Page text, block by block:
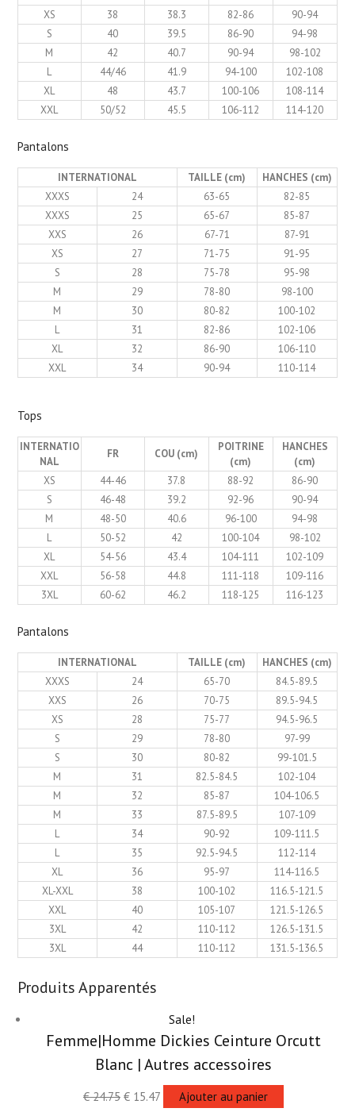
XS
38 38.3 82-86
90-94
S
40 39.5 86-90
94-98
M
42 40.7 90-94
98-102
L
44/46 41.9 94-100
102-108
XL
48 43.7 100-106
108-114
XXL
50/52 45.5 106-112 114-120
Pantalons
INTERNATIONAL TAILLE (cm)
HANCHES (cm)
XXXS
24 63-65
82-85
XXXS
25 65-67
85-87
XXS
26 67-71
87-91
XS
27 71-75
91-95
S
28 75-78
95-98
M
29 78-80
98-100
M
30 80-82
100-102
L
31 82-86
102-106
XL
32 86-90
106-110
XXL
34 90-94 110-114
Tops
INTERNATIO
NAL
FR COU (cm)
POITRINE
(cm)
HANCHES
(cm)
XS
44-46 37.8 88-92
86-90
S
46-48 39.2 92-96
90-94
M
48-50 40.6 96-100
94-98
L
50-52 42 100-104
98-102
XL
54-56 43.4 104-111
102-109
XXL
56-58 44.8 111-118
109-116
3XL
60-62 46.2 118-125 116-123
Pantalons
INTERNATIONAL TAILLE (cm)
HANCHES (cm)
XXXS
24 65-70
84.5-89.5
XXS
26 70-75
89.5-94.5
XS
28 75-77
94.5-96.5
S
29 78-80
97-99
S
30 80-82
99-101.5
M
31 82.5-84.5
102-104
M
32 85-87
104-106.5
M
33 87.5-89.5
107-109
L
34 90-92
109-111.5
L
35 92.5-94.5
112-114
XL
36 95-97
114-116.5
XL-XXL
38 100-102
116.5-121.5
XXL
40 105-107
121.5-126.5
3XL
42 110-112
126.5-131.5
3XL
44 110-112 131.5-136.5
Produits Apparentés
Sale!
Femme|Homme Dickies Ceinture Orcutt
Blanc | Autres accessoires
€24.75 €15.47 Ajouter au panier